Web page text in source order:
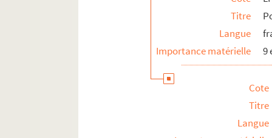
Titre
Langue
Importance matérielle
9
Cote
Titre
Langue